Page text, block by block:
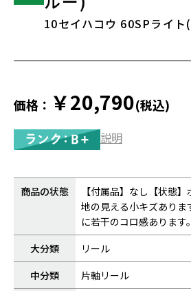
10セイハコウ 60SPライト
価格： ￥20,790(税込)
説明
商品の状態
【付属品】なし【状態
地の見える小キズありま
に若干のコロ感あります。
大分類
リール
中分類
片軸リール